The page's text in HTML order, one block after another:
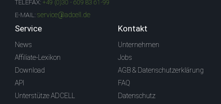
TELEFAX: +49 (0)30 - 609 83 61-99
E-MAIL: service@adcell.de
Service
News
Affiliate-Lexikon
Download
API
Unterstütze ADCELL
Kontakt
Unternehmen
Jobs
AGB & Datenschutzerklärung
FAQ
Datenschutz